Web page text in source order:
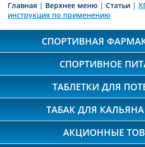
Главная | Верхнее меню | Статьи |
инструкция по применению
СПОРТИВНАЯ
СПОРТИВНОЕ
ТАБЛЕТКИ ДЛЯ
ТАБАК ДЛЯ КАЛЬЯНА
АКЦИОННЫЕ